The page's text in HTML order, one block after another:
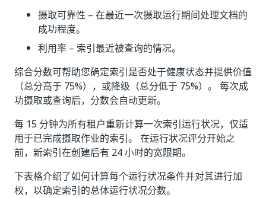
摄取可靠性 – 在最近一次摄取运行期间处理文档的
成功程度。
利用率 – 索引最近被查询的情况。
综合分数可帮助您确定索引是否处于健康状态并提供价值
（总分高于 75%），或降级（总分低于 75%）。 每次成
功摄取或查询后，分数会自动更新。
每 15 分钟为所有租户重新计算一次索引运行状况，仅适
用于已完成摄取作业的索引。 在运行状况评分开始之
前，新索引在创建后有 24 小时的宽限期。
下表格介绍了如何计算每个运行状况条件并对其进行加
权，以确定索引的总体运行状况分数。